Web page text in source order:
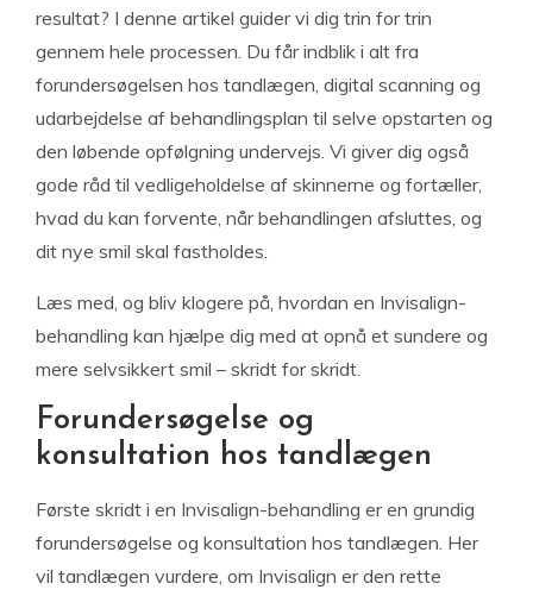
resultat? I denne artikel guider vi dig trin for trin
gennem hele processen. Du får indblik i alt fra
forundersøgelsen hos tandlægen, digital scanning og
udarbejdelse af behandlingsplan til selve opstarten og
den løbende opfølgning undervejs. Vi giver dig også
gode råd til vedligeholdelse af skinnerne og fortæller,
hvad du kan forvente, når behandlingen afsluttes, og
dit nye smil skal fastholdes.
Læs med, og bliv klogere på, hvordan en Invisalign-
behandling kan hjælpe dig med at opnå et sundere og
mere selvsikkert smil – skridt for skridt.
Forundersøgelse og
konsultation hos tandlægen
Første skridt i en Invisalign-behandling er en grundig
forundersøgelse og konsultation hos tandlægen. Her
vil tandlægen vurdere, om Invisalign er den rette